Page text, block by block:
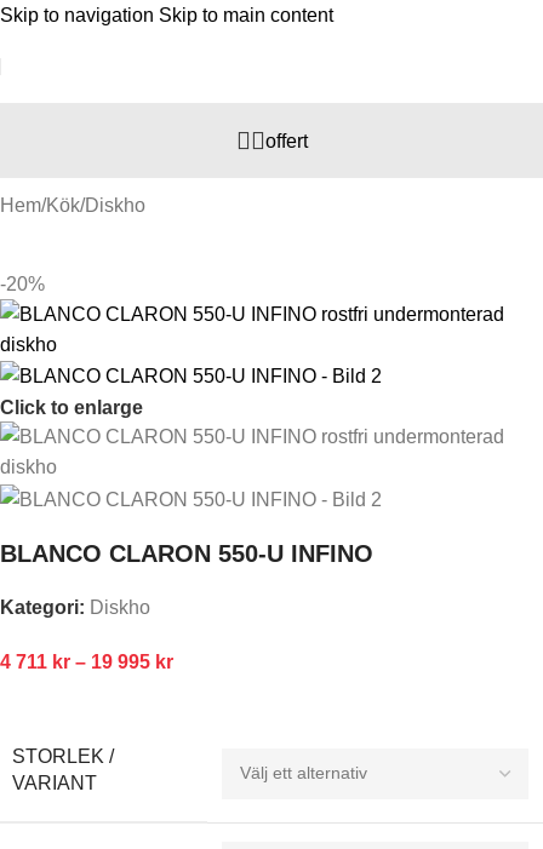
Skip to navigation Skip to main content
offert
Hem/Kök/Diskho
-20%
Click to enlarge
BLANCO CLARON 550-U INFINO
Kategori: Diskho
4 711 kr – 19 995 kr
STORLEK /
VARIANT